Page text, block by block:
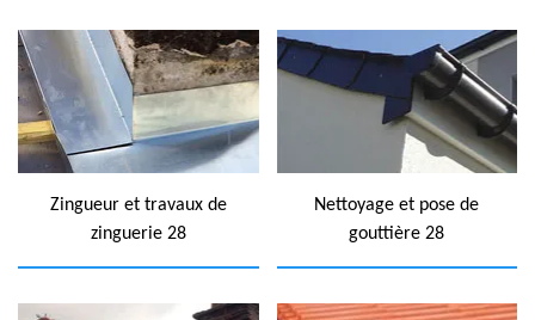
Zingueur et travaux de
zinguerie 28
Nettoyage et pose de
gouttière 28